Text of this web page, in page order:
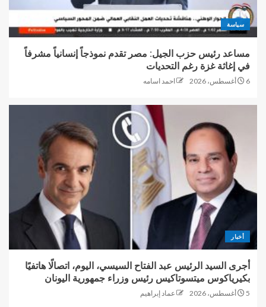
سياسة
مساعد رئيس حزب الجيل: مصر تقدم نموذجاً إنسانياً مشرفاً
في إغاثة غزة رغم التحديات
6 أغسطس، 2026 احمد اسامه
أخبار
أجرى السيد الرئيس عبد الفتاح السيسي، اليوم، اتصالًا هاتفيًا
بكيرياكوس ميتسوتاكيس رئيس وزراء جمهورية اليونان
5 أغسطس، 2026 عماد إبراهيم